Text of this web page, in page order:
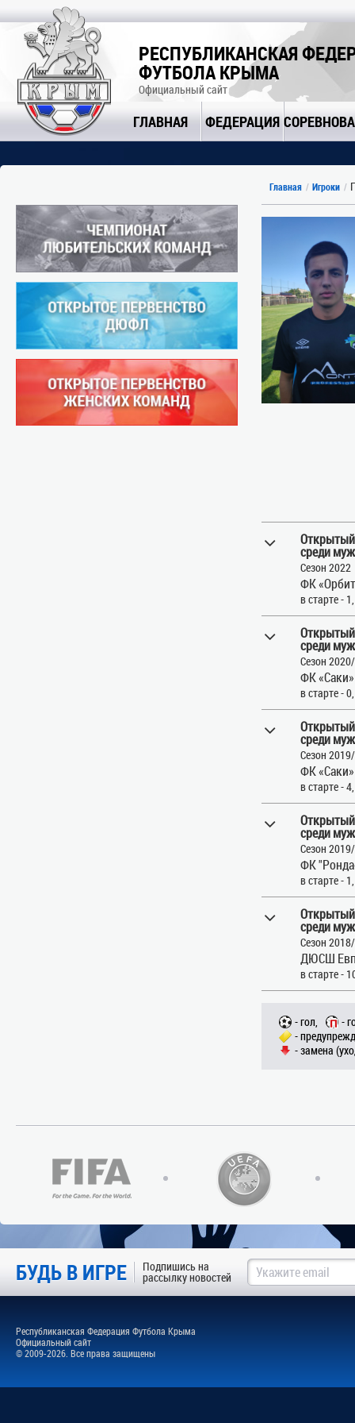
РЕСПУБЛИКАНСКАЯ
ФУТБОЛА КРЫМА
Официальный сайт
ГЛАВНАЯ ФЕДЕРАЦИЯ
Главная Игроки
среди
Сезон 2022
ФК
в старте -
среди
Сезон
ФК
в старте -
среди
Сезон
ФК
в старте -
среди
Сезон
ФК
в старте -
среди
Сезон
ДЮСШ
в старте -
- гол,
-
-
- замена
БУДЬ В ИГРЕ Подпишись на
рассылку новостей
Республиканская Федерация Футбола Крыма
Официальный сайт
© 2009-2026. Все права защищены